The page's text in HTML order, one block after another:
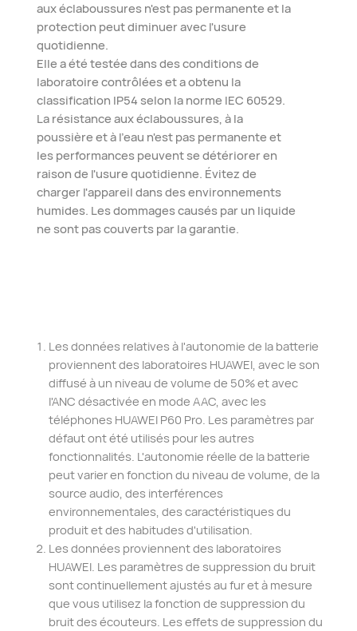
aux éclaboussures n'est pas permanente et la
protection peut diminuer avec l'usure
quotidienne.
Elle a été testée dans des conditions de
laboratoire contrôlées et a obtenu la
classification IP54 selon la norme IEC 60529.
La résistance aux éclaboussures, à la
poussière et à l'eau n'est pas permanente et
les performances peuvent se détériorer en
raison de l'usure quotidienne. Évitez de
charger l'appareil dans des environnements
humides. Les dommages causés par un liquide
ne sont pas couverts par la garantie.
Les données relatives à l'autonomie de la batterie
proviennent des laboratoires HUAWEI, avec le son
diffusé à un niveau de volume de 50% et avec
l'ANC désactivée en mode AAC, avec les
téléphones HUAWEI P60 Pro. Les paramètres par
défaut ont été utilisés pour les autres
fonctionnalités. L'autonomie réelle de la batterie
peut varier en fonction du niveau de volume, de la
source audio, des interférences
environnementales, des caractéristiques du
produit et des habitudes d'utilisation.
Les données proviennent des laboratoires
HUAWEI. Les paramètres de suppression du bruit
sont continuellement ajustés au fur et à mesure
que vous utilisez la fonction de suppression du
bruit des écouteurs. Les effets de suppression du